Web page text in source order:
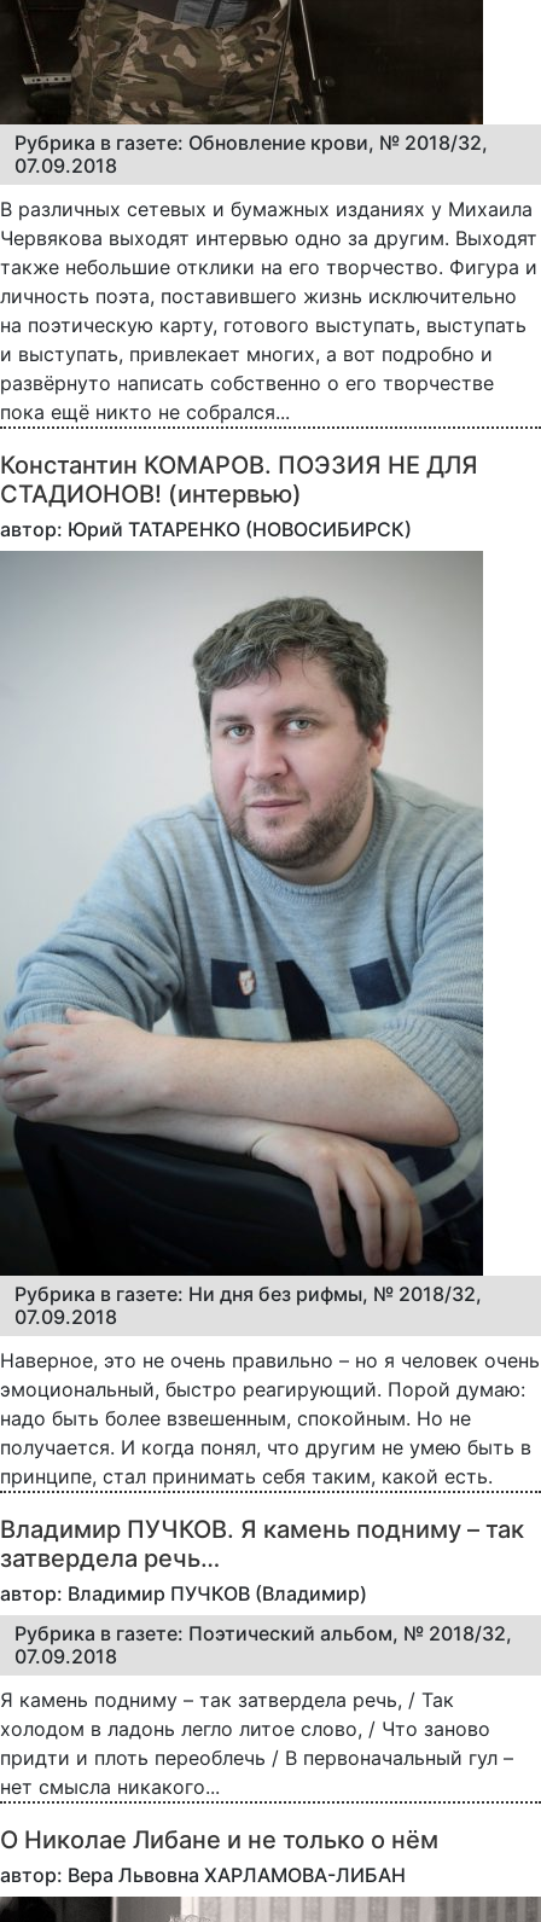
Рубрика в газете: Обновление крови, № 2018/32,
07.09.2018
В различных сетевых и бумажных изданиях у Михаила
Червякова выходят интервью одно за другим. Выходят
также небольшие отклики на его творчество. Фигура и
личность поэта, поставившего жизнь исключительно
на поэтическую карту, готового выступать, выступать
и выступать, привлекает многих, а вот подробно и
развёрнуто написать собственно о его творчестве
пока ещё никто не собрался...
Константин КОМАРОВ. ПОЭЗИЯ НЕ ДЛЯ
СТАДИОНОВ! (интервью)
автор: Юрий ТАТАРЕНКО (НОВОСИБИРСК)
Рубрика в газете: Ни дня без рифмы, № 2018/32,
07.09.2018
Наверное, это не очень правильно – но я человек очень
эмоциональный, быстро реагирующий. Порой думаю:
надо быть более взвешенным, спокойным. Но не
получается. И когда понял, что другим не умею быть в
принципе, стал принимать себя таким, какой есть.
Владимир ПУЧКОВ. Я камень подниму – так
затвердела речь…
автор: Владимир ПУЧКОВ (Владимир)
Рубрика в газете: Поэтический альбом, № 2018/32,
07.09.2018
Я камень подниму – так затвердела речь, / Так
холодом в ладонь легло литое слово, / Что заново
придти и плоть переоблечь / В первоначальный гул –
нет смысла никакого...
О Николае Либане и не только о нём
автор: Вера Львовна ХАРЛАМОВА-ЛИБАН